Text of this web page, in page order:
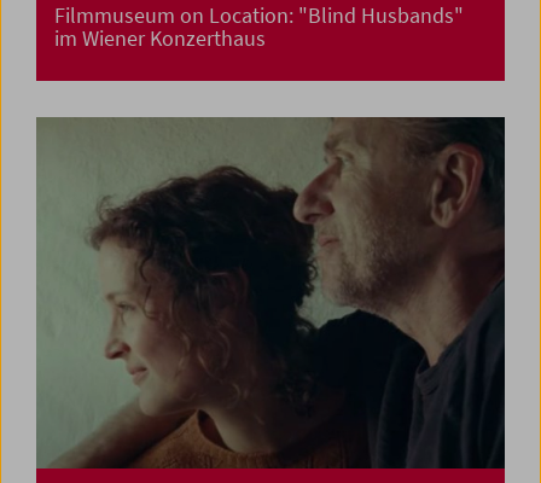
Filmmuseum on Location: "Blind Husbands"
im Wiener Konzerthaus